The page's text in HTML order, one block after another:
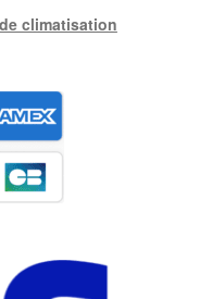
climatisation